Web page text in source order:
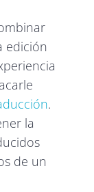
edición
.
la
de un